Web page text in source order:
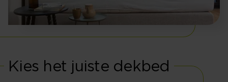
Kies het juiste dekbed